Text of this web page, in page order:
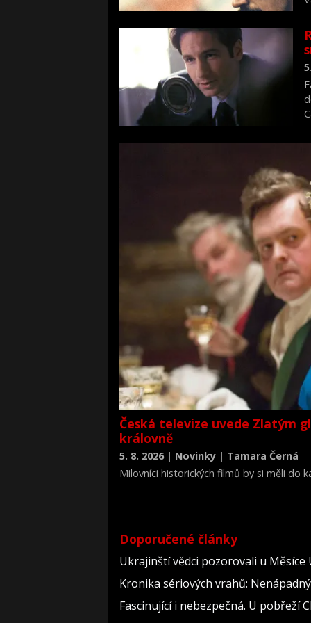
Česká televize uvede Zlatým
královně
5. 8. 2026 | Novinky | Tamara Černá
Milovníci historických filmů by si měli do
Doporučené články
Ukrajinští vědci pozorovali u Měsíce
Kronika sériových vrahů:
Fascinující i nebezpečná. U pobřeží